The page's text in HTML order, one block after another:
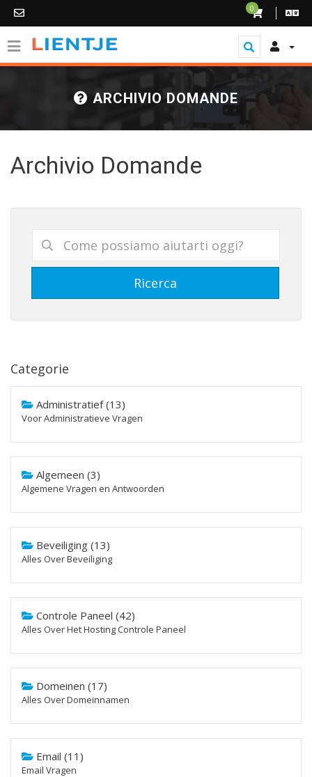
0
ARCHIVIO DOMANDE
Archivio Domande
Categorie
Administratief (13)
Voor Administratieve Vragen
Algemeen (3)
Algemene Vragen en Antwoorden
Beveiliging (13)
Alles Over Beveiliging
Controle Paneel (42)
Alles Over Het Hosting Controle Paneel
Domeinen (17)
Alles Over Domeinnamen
Email (11)
Email Vragen